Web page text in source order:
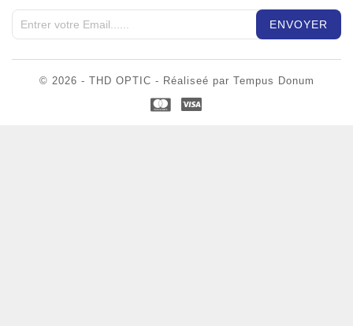
© 2026 - THD OPTIC - Réaliseé par Tempus Donum